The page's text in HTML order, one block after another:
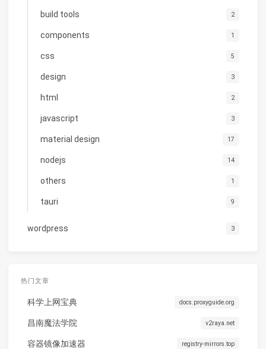
build tools 2
components 1
css 5
design 3
html 2
javascript 3
material design 17
nodejs 14
others 1
tauri 9
wordpress 3
热门文章
科学上网宝典 docs.proxyguide.org
昌南魔法学院 v2raya.net
容器镜像加速器 registry-mirrors.top